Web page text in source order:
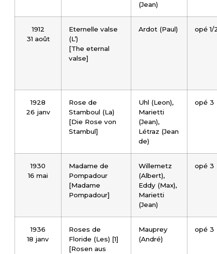
(Jean)
1912
31 août
Eternelle valse
(L’)
[The eternal
valse]
Ardot (Paul) opé 1/
1928
26 janv
Rose de
Stamboul (La)
[Die Rose von
Stambul]
Uhl (Leon),
Marietti
(Jean),
Létraz (Jean
de)
opé 3
1930
16 mai
Madame de
Pompadour
[Madame
Pompadour]
Willemetz
(Albert),
Eddy (Max),
Marietti
(Jean)
opé 3
1936
18 janv
Roses de
Floride (Les) [1]
[Rosen aus
Mauprey
(André)
opé 3